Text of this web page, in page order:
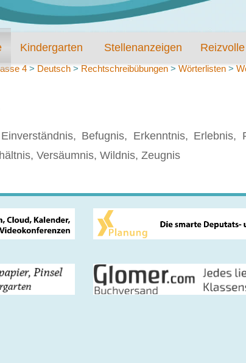
Kindergarten Stellenanzeigen
4 > Deutsch > Rechtschreibübungen > Wörterlisten >
Befugnis, Erkenntnis,
Versäumnis, Wildnis, Zeugnis